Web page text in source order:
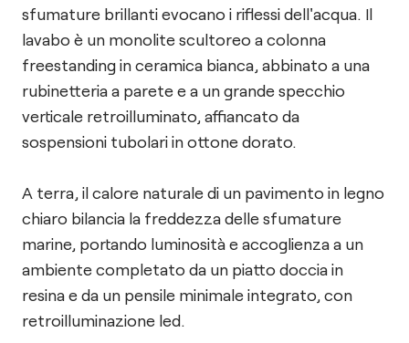
sfumature brillanti evocano i riflessi dell'acqua. Il
lavabo è un monolite scultoreo a colonna
freestanding in ceramica bianca, abbinato a una
rubinetteria a parete e a un grande specchio
verticale retroilluminato, affiancato da
sospensioni tubolari in ottone dorato.
A terra, il calore naturale di un pavimento in legno
chiaro bilancia la freddezza delle sfumature
marine, portando luminosità e accoglienza a un
ambiente completato da un piatto doccia in
resina e da un pensile minimale integrato, con
retroilluminazione led.